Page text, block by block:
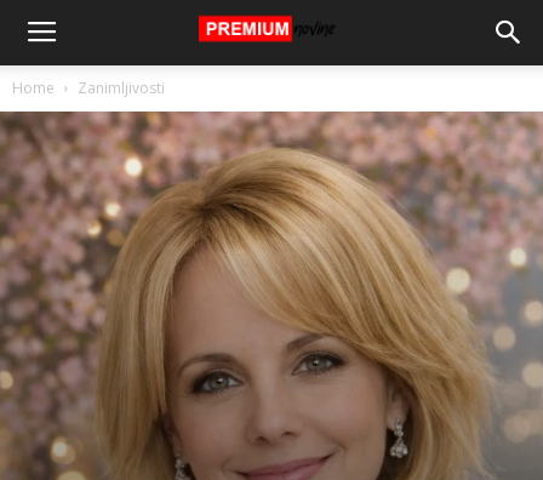
Home Zanimljivosti